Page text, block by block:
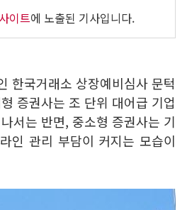
이트에 노출된 기사입니다.
한국거래소 상장예비심사 문턱
증권사는 조 단위 대어급 기업
서는 반면, 중소형 증권사는 기
인 관리 부담이 커지는 모습이